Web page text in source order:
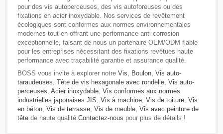
pour des vis autoperceuses, des vis autoforeuses ou des
fixations en acier inoxydable. Nos services de revêtement
écologiques sont conformes aux normes environnementales
modernes tout en offrant une performance anti-corrosion
exceptionnelle, faisant de nous un partenaire OEM/ODM fiable
pour les entreprises nécessitant des fixations revêtues haute
performance avec traçabilité garantie et assurance qualité.
BOSS vous invite à explorer notre Vis, Boulon, Vis auto-
taraudeuses, Tête de vis hexagonale avec rondelle, Vis auto-
perceuses, Acier inoxydable, Vis conformes aux normes
industrielles japonaises JIS, Vis à machine, Vis de toiture, Vis
en béton, Vis de terrasse, Vis de meuble, Vis avec peinture de
tête de haute qualité.Contactez-nous pour plus de détails !